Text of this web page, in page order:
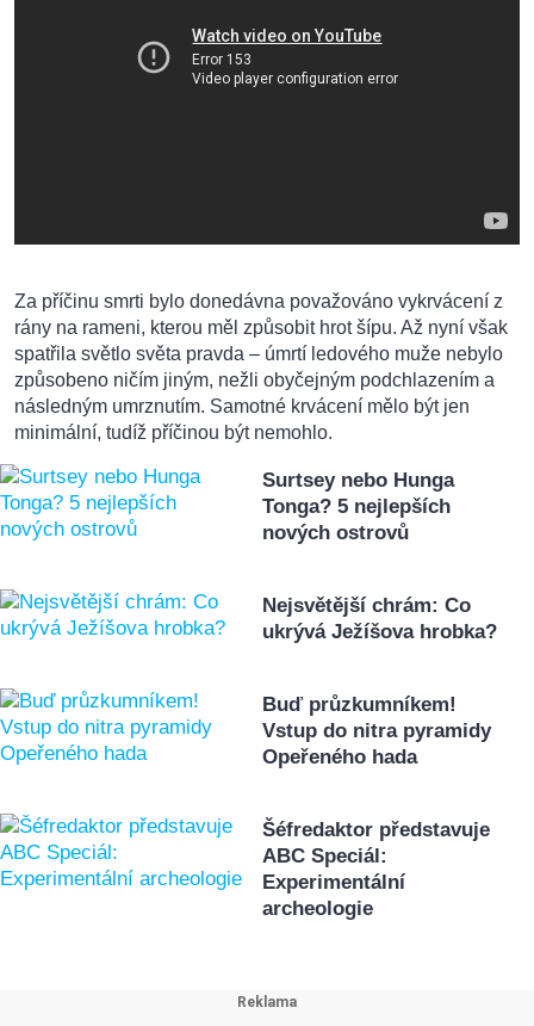
Za příčinu smrti bylo donedávna považováno vykrvácení z
rány na rameni, kterou měl způsobit hrot šípu. Až nyní však
spatřila světlo světa pravda – úmrtí ledového muže nebylo
způsobeno ničím jiným, nežli obyčejným podchlazením a
následným umrznutím. Samotné krvácení mělo být jen
minimální, tudíž příčinou být nemohlo.
Surtsey nebo Hunga
Tonga? 5 nejlepších
nových ostrovů
Nejsvětější chrám: Co
ukrývá Ježíšova hrobka?
Buď průzkumníkem!
Vstup do nitra pyramidy
Opeřeného hada
Šéfredaktor představuje
ABC Speciál:
Experimentální
archeologie